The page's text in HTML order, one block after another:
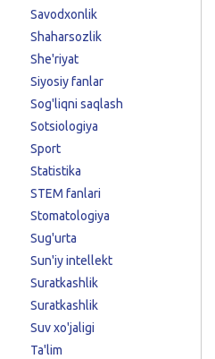
Savodxonlik
Shaharsozlik
She'riyat
Siyosiy fanlar
Sog'liqni saqlash
Sotsiologiya
Sport
Statistika
STEM fanlari
Stomatologiya
Sug'urta
Sun'iy intellekt
Suratkashlik
Suratkashlik
Suv xo'jaligi
Ta'lim